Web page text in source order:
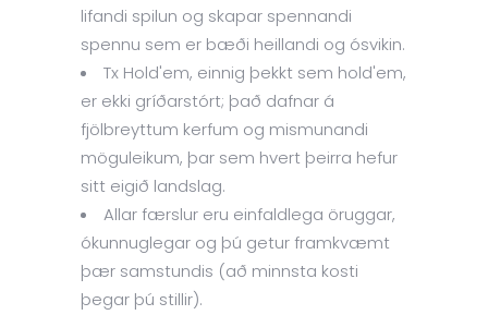
lifandi spilun og skapar spennandi
spennu sem er bæði heillandi og ósvikin.
Tx Hold'em, einnig þekkt sem hold'em,
er ekki gríðarstórt; það dafnar á
fjölbreyttum kerfum og mismunandi
möguleikum, þar sem hvert þeirra hefur
sitt eigið landslag.
Allar færslur eru einfaldlega öruggar,
ókunnuglegar og þú getur framkvæmt
þær samstundis (að minnsta kosti
þegar þú stillir).